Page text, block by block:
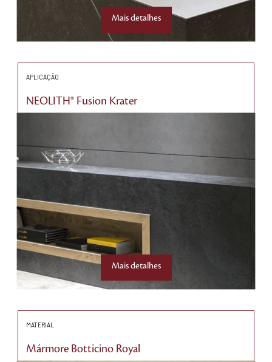
Mais detalhes
APLICAÇÃO
NEOLITH® Fusion Krater
Mais detalhes
MATERIAL
Mármore Botticino Royal